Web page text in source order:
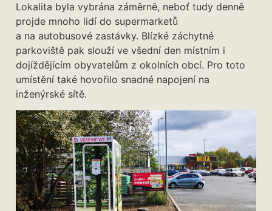
Lokalita byla vybrána záměrně, neboť tudy denně
projde mnoho lidí do supermarketů
a na autobusové zastávky. Blízké záchytné
parkoviště pak slouží ve všední den místním i
dojíždějícím obyvatelům z okolních obcí. Pro toto
umístění také hovořilo snadné napojení na
inženýrské sítě.